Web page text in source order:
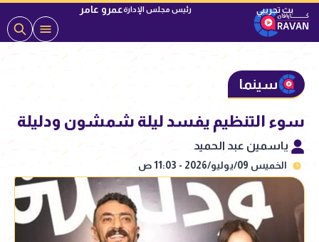
رئيس مجلس الإدارةعمرو عامر
سينما
سوء التنظيم يفسد ليلة شمشون ودليلة
ياسمين عبد الحميد
الخميس 09/يوليو/2026 - 11:03 ص